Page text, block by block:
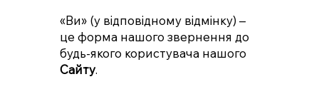
«Ви» (у відповідному відмінку) –
це форма нашого звернення до
будь-якого користувача нашого
Сайту.